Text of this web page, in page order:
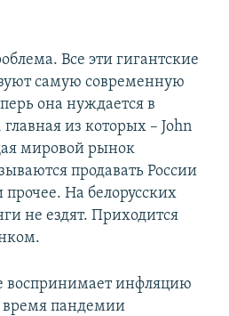
Все эти гигантские
самую современную
она нуждается в
из которых – John
мировой рынок
продавать России
На белорусских
не ездят. Приходится
воспринимает инфляцию
время пандемии